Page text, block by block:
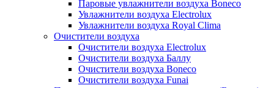
Паровые увлажнители воздуха Boneco
Увлажнители воздуха Electrolux
Увлажнители воздуха Royal Clima
Очистители воздуха
Очистители воздуха Electrolux
Очистители воздуха Баллу
Очистители воздуха Boneco
Очистители воздуха Funai